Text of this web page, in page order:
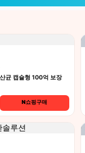
균 캡슐형 100억 보장
N쇼핑구매